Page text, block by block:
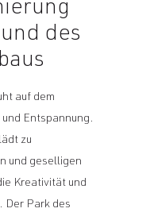
des
auf dem
Entspannung.
zu
und geselligen
Kreativität und
Der Park des